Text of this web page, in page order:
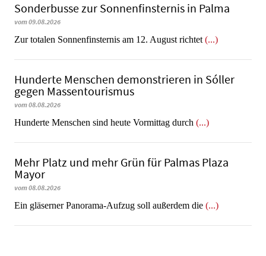
Sonderbusse zur Sonnenfinsternis in Palma
vom 09.08.2026
Zur totalen Sonnenfinsternis am 12. August richtet (...)
Hunderte Menschen demonstrieren in Sóller
gegen Massentourismus
vom 08.08.2026
Hunderte Menschen sind heute Vormittag durch (...)
Mehr Platz und mehr Grün für Palmas Plaza
Mayor
vom 08.08.2026
Ein gläserner Panorama-Aufzug soll außerdem die (...)